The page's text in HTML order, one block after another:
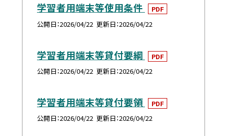
学習者用端末等使用条件
PDF
公開日 2026/04/22 更新日 2026/04/22
学習者用端末等貸付要綱
PDF
公開日 2026/04/22 更新日 2026/04/22
学習者用端末等貸付要領
PDF
公開日 2026/04/22 更新日 2026/04/22